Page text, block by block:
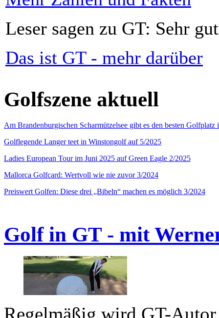
Leser sagen zu GT: Sehr
Das ist GT - mehr darüber
Golfszene aktuell
Am Brandenburgischen Scharmützelsee gibt es den besten
Golflegende Langer teet in Winstongolf auf 5/2025
Ladies European Tour im Juni 2025 auf Green Eagle 2/2025
Mallorca Golfcard: Wertvoll wie nie zuvor 3/2024
Preiswert Golfen: Diese drei „Bibeln“ machen es möglich 3/2024
Golf in GT - mit